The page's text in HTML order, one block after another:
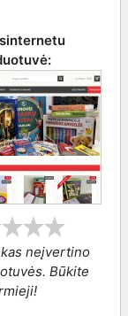
neįvertino
Būkite